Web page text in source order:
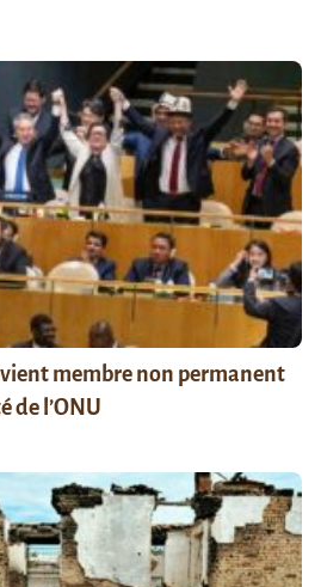
membre non permanent
de l’ONU